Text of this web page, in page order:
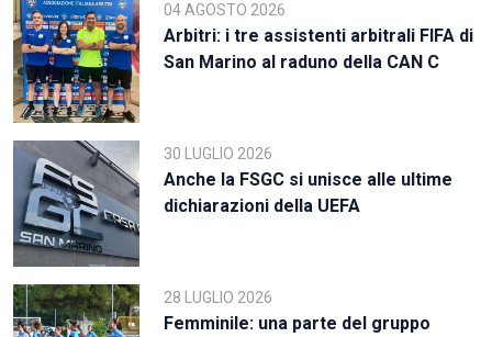
04 AGOSTO 2026
Arbitri: i tre assistenti arbitrali FIFA di
San Marino al raduno della CAN C
30 LUGLIO 2026
Anche la FSGC si unisce alle ultime
dichiarazioni della UEFA
28 LUGLIO 2026
Femminile: una parte del gruppo